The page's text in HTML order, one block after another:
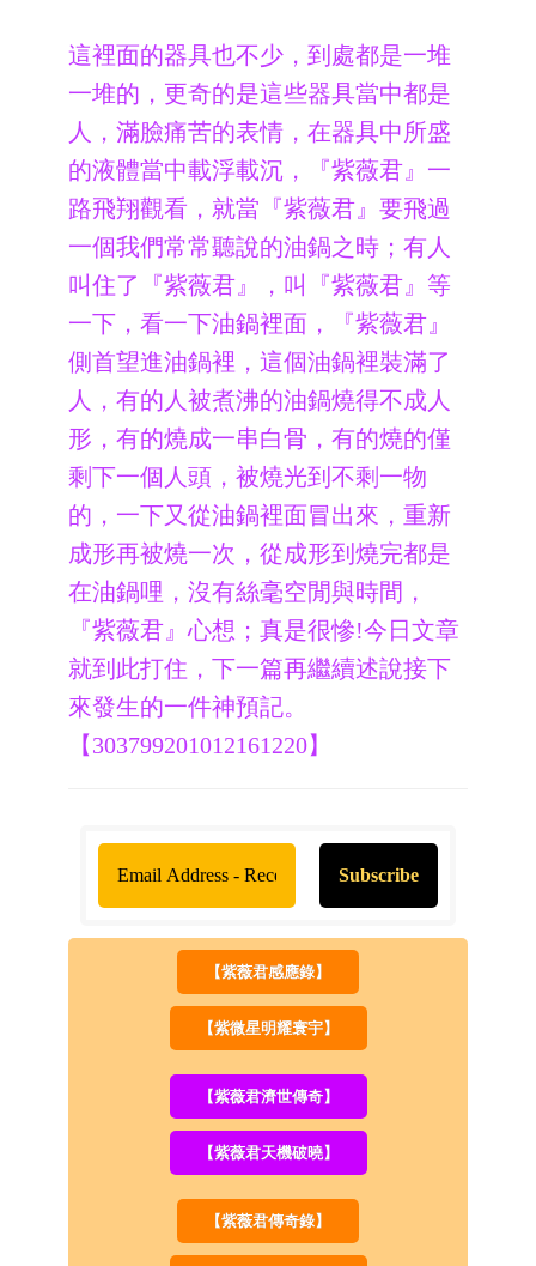
這裡面的器具也不少，到處都是一堆
一堆的，更奇的是這些器具當中都是
人，滿臉痛苦的表情，在器具中所盛
的液體當中載浮載沉，『紫薇君』一
路飛翔觀看，就當『紫薇君』要飛過
一個我們常常聽說的油鍋之時；有人
叫住了『紫薇君』，叫『紫薇君』等
一下，看一下油鍋裡面，『紫薇君』
側首望進油鍋裡，這個油鍋裡裝滿了
人，有的人被煮沸的油鍋燒得不成人
形，有的燒成一串白骨，有的燒的僅
剩下一個人頭，被燒光到不剩一物
的，一下又從油鍋裡面冒出來，重新
成形再被燒一次，從成形到燒完都是
在油鍋哩，沒有絲毫空閒與時間，
『紫薇君』心想；真是很慘!今日文章
就到此打住，下一篇再繼續述說接下
來發生的一件神預記。
【303799201012161220】
【紫薇君感應錄】
【紫微星明耀寰宇】
【紫薇君濟世傳奇】
【紫薇君天機破曉】
【紫薇君傳奇錄】